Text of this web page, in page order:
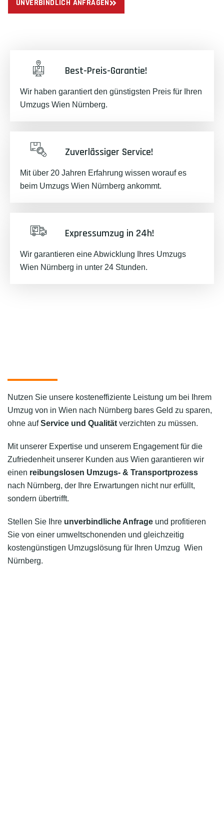
UNVERBINDLICH ANFRAGEN
Best-Preis-Garantie!
Wir haben garantiert den günstigsten Preis für Ihren
Umzugs Wien Nürnberg.
Zuverlässiger Service!
Mit über 20 Jahren Erfahrung wissen worauf es
beim Umzugs Wien Nürnberg ankommt.
Expressumzug in 24h!
Wir garantieren eine Abwicklung Ihres Umzugs
Wien Nürnberg in unter 24 Stunden.
Nutzen Sie unsere kosteneffiziente Leistung um bei Ihrem
Umzug von in Wien nach Nürnberg bares Geld zu sparen,
ohne aufService und Qualität verzichten zu müssen.
Mit unserer Expertise und unserem Engagement für die
Zufriedenheit unserer Kunden aus Wien garantieren wir
einen reibungslosen Umzugs- & Transportprozess
nach Nürnberg, der Ihre Erwartungen nicht nur erfüllt,
sondern übertrifft.
Stellen Sie Ihre unverbindliche Anfrage und profitieren
Sie von einer umweltschonenden und gleichzeitig
kostengünstigen Umzugslösung für Ihren Umzug Wien
Nürnberg.